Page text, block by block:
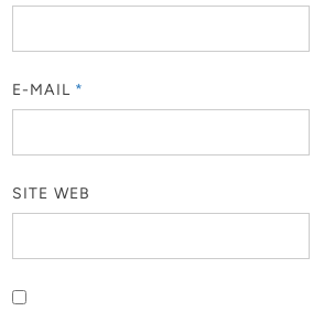
E-MAIL *
SITE WEB